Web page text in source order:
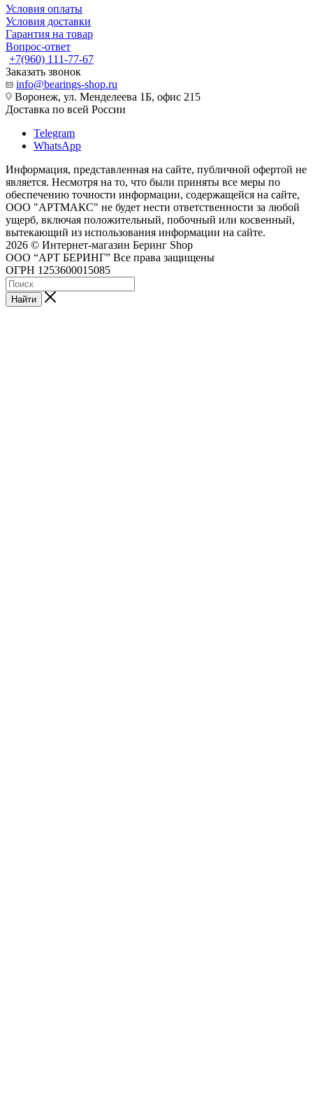
Условия оплаты
Условия доставки
Гарантия на товар
Вопрос-ответ
+7(960) 111-77-67
Заказать звонок
info@bearings-shop.ru
Воронеж, ул. Менделеева 1Б, офис 215
Доставка по всей России
Telegram
WhatsApp
Информация, представленная на сайте, публичной офертой не
является. Несмотря на то, что были приняты все меры по
обеспечению точности информации, содержащейся на сайте,
ООО "АРТМАКС" не будет нести ответственности за любой
ущерб, включая положительный, побочный или косвенный,
вытекающий из использования информации на сайте.
2026 © Интернет-магазин Беринг Shop
ООО “АРТ БЕРИНГ” Все права защищены
ОГРН 1253600015085
Найти